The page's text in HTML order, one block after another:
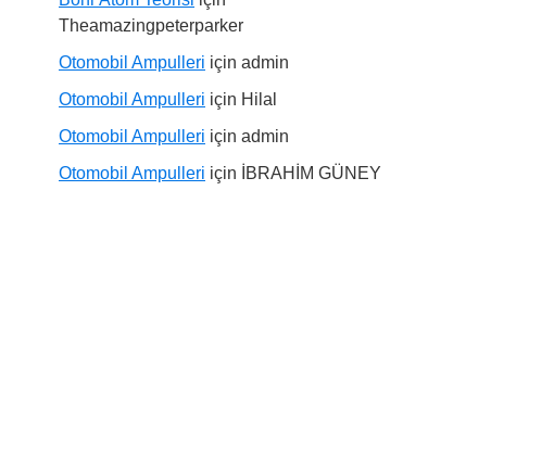
Theamazingpeterparker
Otomobil Ampulleri için admin
Otomobil Ampulleri için Hilal
Otomobil Ampulleri için admin
Otomobil Ampulleri için İBRAHİM GÜNEY